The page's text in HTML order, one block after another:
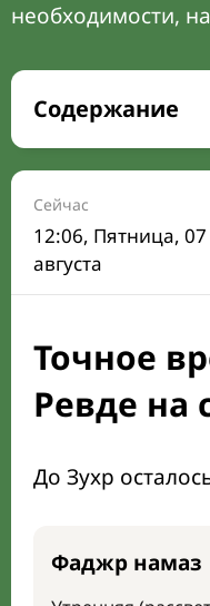
необходимости,
Содержание
Время намаза на
Расписание на
Время Сухура и
Календарь
Мечети и
Направление
Сейчас
12:06, Пятница, 07
августа
Точное
Ревде на
До Зухр
Фаджр намаз